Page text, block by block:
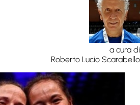
a cura di
Roberto Lucio Scarabello